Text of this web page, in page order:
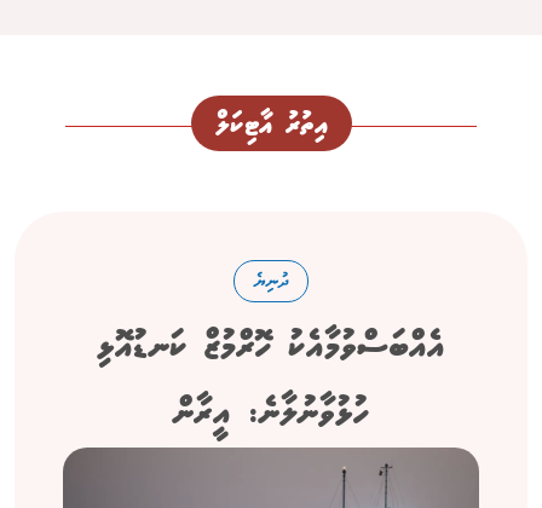
އިތުރު އާޓިކަލް
ދުނިޔެ
އެއްބަސްވުމާއެކު ހޮރްމުޒް ކަނޑުއޮޅި
ހުޅުވާނުލާނެ: އީރާން